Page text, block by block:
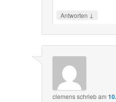
Antworten ↓
clemensschriebam